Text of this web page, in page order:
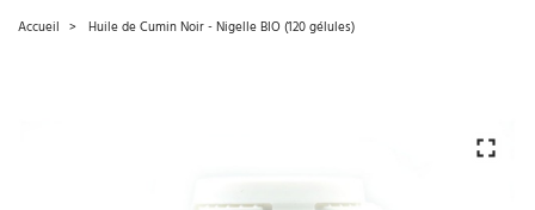
Accueil Huile de Cumin Noir - Nigelle BIO (120 gélules)